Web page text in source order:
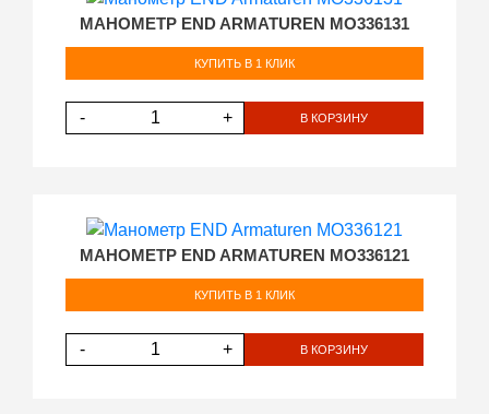
МАНОМЕТР END ARMATUREN MO336131
КУПИТЬ В 1 КЛИК
- + В КОРЗИНУ
МАНОМЕТР END ARMATUREN MO336121
КУПИТЬ В 1 КЛИК
- + В КОРЗИНУ